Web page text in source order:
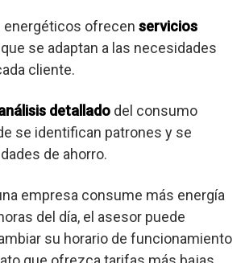
ofrecen servicios
que se adaptan a las necesidades
cliente.
detallado del consumo
se identifican patrones y se
de ahorro.
empresa consume más energía
del día, el asesor puede
su horario de funcionamiento